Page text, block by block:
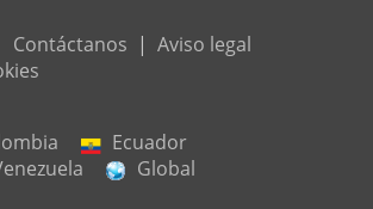
Contáctanos | Aviso legal
Ecuador
Global